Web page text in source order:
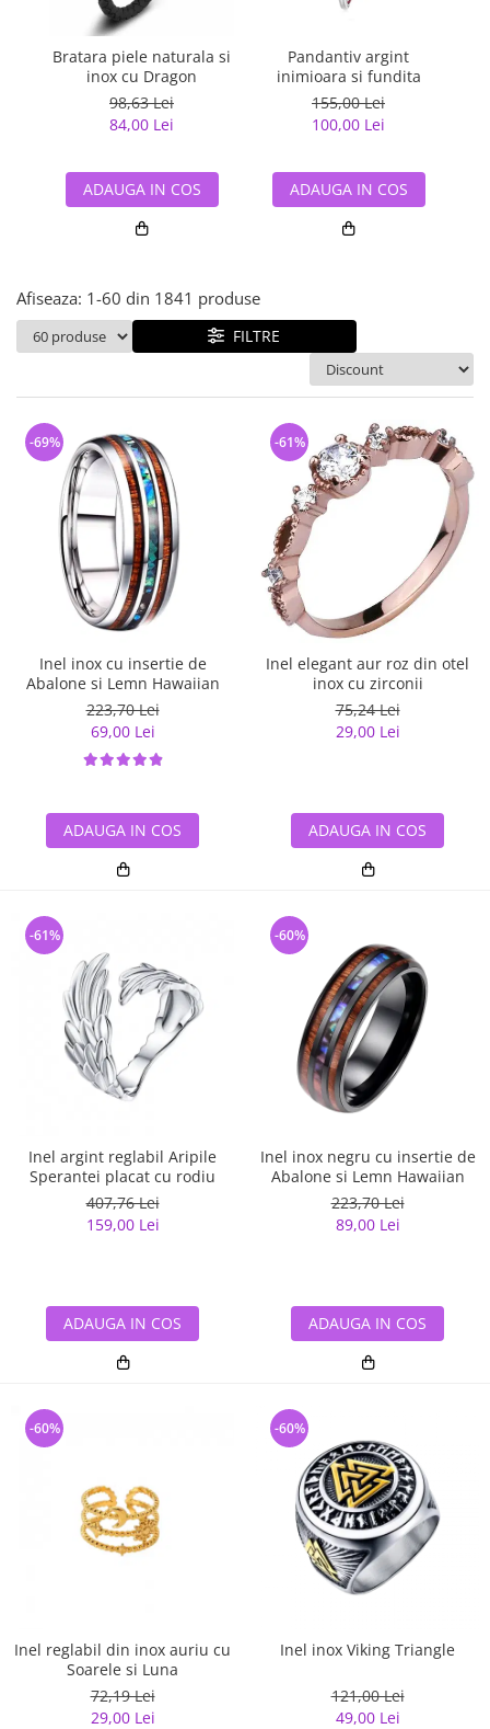
semipretioase
Bijuterii argint placat cu aur
Bijuterii argint cu diverse
Bijuterii de Lux
Bijuterii gotice si rock
Bijuterii Handmade
Bijuterii fantezie
Bijuterii tungsten
Solutii si lavete de curatare
bijuterii argint
Bratara piele naturala si
inox cu Dragon
98,63 Lei
84,00 Lei
ADAUGA IN COS
Pandantiv argint
inimioara si fundita
155,00 Lei
100,00 Lei
ADAUGA IN COS
Afiseaza: 1-60 din 1841 produse
FILTRE
Inel inox cu insertie de
Abalone si Lemn Hawaiian
223,70 Lei
69,00 Lei
-69%
ADAUGA IN COS
Inel elegant aur roz din otel
inox cu zirconii
75,24 Lei
29,00 Lei
-61%
ADAUGA IN COS
Inel argint reglabil Aripile
Sperantei placat cu rodiu
407,76 Lei
159,00 Lei
-61%
ADAUGA IN COS
Inel inox negru cu insertie de
Abalone si Lemn Hawaiian
223,70 Lei
89,00 Lei
-60%
ADAUGA IN COS
Inel reglabil din inox auriu cu
Soarele si Luna
72,19 Lei
29,00 Lei
-60%
Inel inox Viking Triangle
121,00 Lei
49,00 Lei
-60%